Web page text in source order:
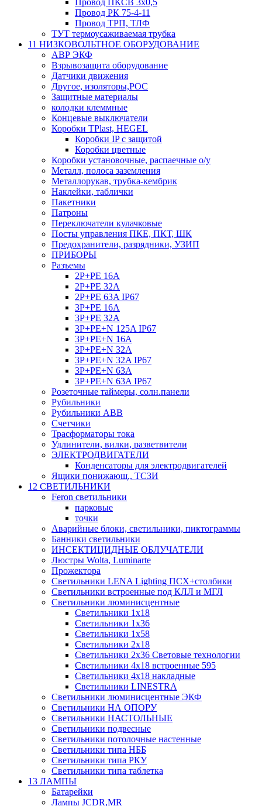
Провод ПКСВ 3х0,5
Провод РК 75-4-11
Провод ТРП, ТЛФ
ТУТ термоусаживаемая трубка
11 НИЗКОВОЛЬТНОЕ ОБОРУДОВАНИЕ
АВР ЭКФ
Взрывозащита оборудование
Датчики движения
Другое, изоляторы,РОС
Защитные материалы
колодки клеммные
Концевые выключатели
Коробки TPlast, HEGEL
Коробки IP с защитой
Коробки цветные
Коробки установочные, распаечные о/у
Металл, полоса заземления
Металлорукав, трубка-кембрик
Наклейки, таблички
Пакетники
Патроны
Переключатели кулачковые
Посты управления ПКЕ, ПКТ, ШК
Предохранители, разрядники, УЗИП
ПРИБОРЫ
Разъемы
2P+PE 16A
2P+PE 32A
2P+PE 63A IP67
3P+PE 16A
3P+PE 32A
3P+PE+N 125A IP67
3P+PE+N 16A
3P+PE+N 32A
3P+PE+N 32A IP67
3P+PE+N 63A
3P+PE+N 63A IP67
Розеточные таймеры, солн.панели
Рубильники
Рубильники ABB
Счетчики
Трасформаторы тока
Удлинители, вилки, разветвители
ЭЛЕКТРОДВИГАТЕЛИ
Конденсаторы для электродвигателей
Ящики понижающ., ТСЗИ
12 СВЕТИЛЬНИКИ
Feron светильники
парковые
точки
Аварийные блоки, светильники, пиктограммы
Банники светильники
ИНСЕКТИЦИДНЫЕ ОБЛУЧАТЕЛИ
Люстры Wolta, Luminarte
Прожектора
Светильники LENA Lighting ПСХ+столбики
Светильники встроенные под КЛЛ и МГЛ
Светильники люминисцентные
Светильники 1х18
Светильники 1х36
Светильники 1х58
Светильники 2х18
Светильники 2х36 Световые технологии
Светильники 4х18 встроенные 595
Светильники 4х18 накладные
Светильники LINESTRA
Светильники люминисцентные ЭКФ
Светильники НА ОПОРУ
Светильники НАСТОЛЬНЫЕ
Светильники подвесные
Светильники потолочные настенные
Светильники типа НББ
Светильники типа РКУ
Светильники типа таблетка
13 ЛАМПЫ
Батарейки
Лампы JCDR,MR